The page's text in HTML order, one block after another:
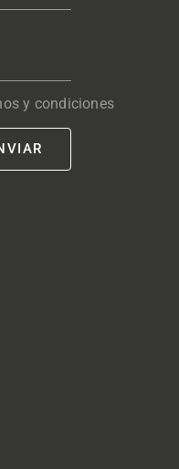
y condiciones